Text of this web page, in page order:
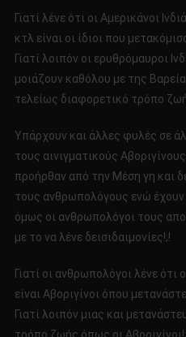
Γιατί λένε ότι οι Αμερικάνοι
κτλ είναι οι ίδιοι που
Γιατί λοιπόν οι ερυθρόμαυροι
μοιάζουν καθόλου με της
τελείως διαφορετικό τρόπο
Υπάρχουν και άλλες φυλές σε
τους αινιγματικούς
προήρθαν από την Μέση γη και
τους ανθρωπολόγους ενώ έχουν
όμως οι ανθρωπολόγοι τους
με το να λένε δεισιδαιμονίες!;!
Γιατί οι ανθρωπολόγοι λένε ότι
είναι Αβοριγίνοι όπου
Γιατί λοιπόν μιας και